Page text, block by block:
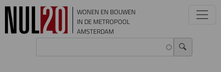
Overslaan en naar de inhoud gaan
WONEN EN BOUWEN
IN DE METROPOOL
AMSTERDAM